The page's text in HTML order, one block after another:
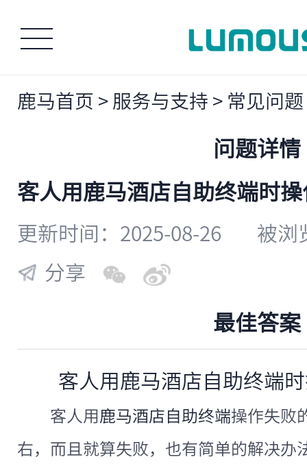
鹿马首页 > 服务与支持 > 常见问题
问题详情
客人用鹿马酒店自助终端时
更新时间：2025-08-26
被浏
分享
最佳答案
客人用鹿马酒店自助终端
客人用 鹿马酒店自助终端操作失败
右，而且就算失败，也有简单的解决办